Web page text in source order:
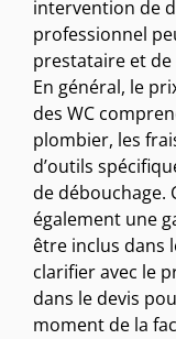
intervention de
professionnel
prestataire et
En général, le
des WC
plombier, les
d’outils
de
également une
être inclus dans
clarifier avec le
dans le devis
moment de la